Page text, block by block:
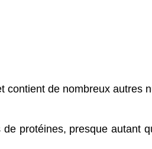
contient de nombreux autres
protéines, presque autant